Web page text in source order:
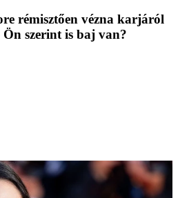
rémisztően vézna karjáról
Ön szerint is baj van?